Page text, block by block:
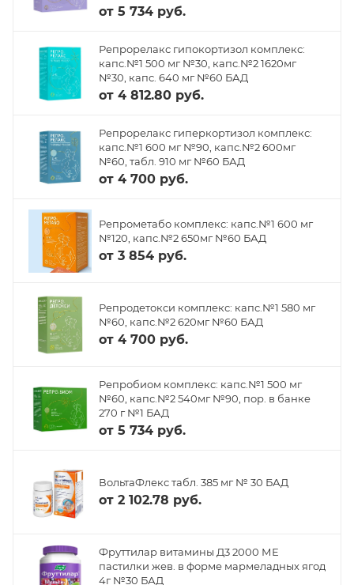
от 5 734 руб.
Репрорелакс гипокортизол комплекс:
капс.№1 500 мг №30, капс.№2 1620мг
№30, капс. 640 мг №60 БАД
от 4 812.80 руб.
Репрорелакс гиперкортизол комплекс:
капс.№1 600 мг №90, капс.№2 600мг
№60, табл. 910 мг №60 БАД
от 4 700 руб.
Репрометабо комплекс: капс.№1 600 мг
№120, капс.№2 650мг №60 БАД
от 3 854 руб.
Репродетокси комплекс: капс.№1 580 мг
№60, капс.№2 620мг №60 БАД
от 4 700 руб.
Репробиом комплекс: капс.№1 500 мг
№60, капс.№2 540мг №90, пор. в банке
270 г №1 БАД
от 5 734 руб.
ВольтаФлекс табл. 385 мг № 30 БАД
от 2 102.78 руб.
Фруттилар витамины Д3 2000 МЕ
пастилки жев. в форме мармеладных ягод
4г №30 БАД